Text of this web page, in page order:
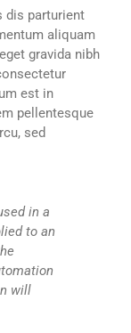
dis parturient
aliquam
gravida nibh
est in
pellentesque
sed
in a
to an
will